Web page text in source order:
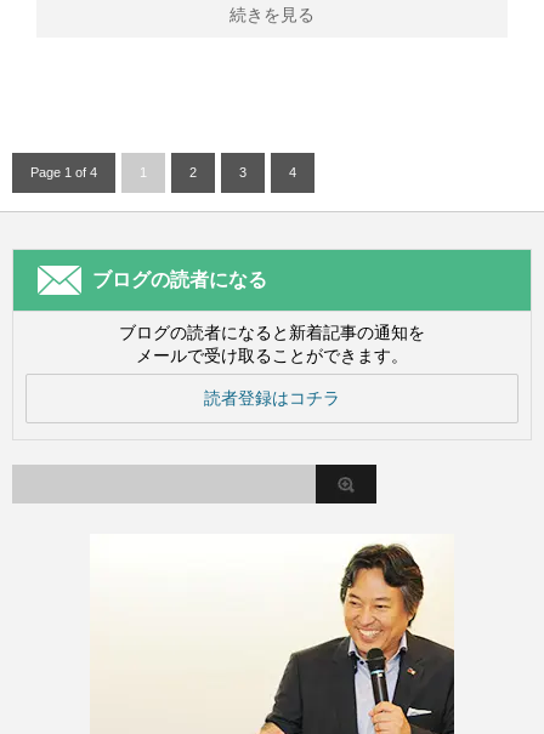
続きを見る
Page 1 of 4 1 2 3 4
ブログの読者になる
ブログの読者になると新着記事の通知を
メールで受け取ることができます。
読者登録はコチラ